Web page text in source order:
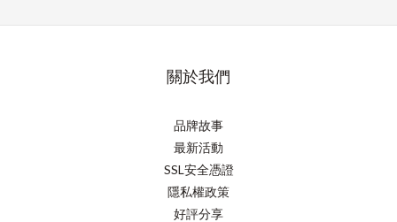
關於我們
品牌故事
最新活動
SSL安全憑證
隱私權政策
好評分享